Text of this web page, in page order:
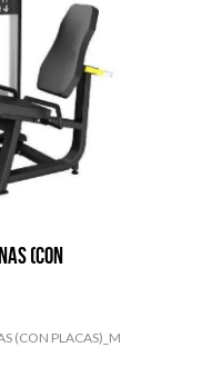
(CON
(CON PLACAS)_M